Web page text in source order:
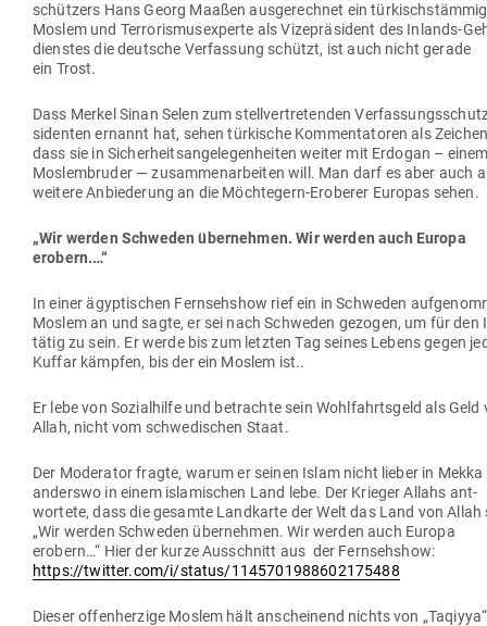
schützers Hans Georg Maaßen aus­ge­rechnet ein
Moslem und Ter­ro­ris­mus­experte als Vize­prä­sident des Inlands-
dienstes die deutsche Ver­fassung schützt, ist auch nicht gerade
ein Trost.
Dass Merkel Sinan Selen zum stell­ver­tre­tenden
si­denten ernannt hat, sehen tür­kische Kom­men­ta­toren als
dass sie in Sicher­heits­an­ge­le­gen­heiten weiter mit Erdogan –
Mos­lem­bruder — zusam­men­ar­beiten will. Man darf es aber auch
weitere Anbie­derung an die Möch­tegern-Eroberer Europas sehen.
„Wir werden Schweden über­nehmen. Wir werden auch Europa
erobern.…“
In einer ägyp­ti­schen Fern­sehshow rief ein in Schweden
Moslem an und sagte, er sei nach Schweden gezogen, um für den
tätig zu sein. Er werde bis zum letzten Tag seines Lebens gegen
Kuffar kämpfen, bis der ein Moslem ist..
Er lebe von Sozi­al­hilfe und betrachte sein Wohl­fahrtsgeld als Geld
Allah, nicht vom schwe­di­schen Staat.
Der Mode­rator fragte, warum er seinen Islam nicht lieber in Mekka
anderswo in einem isla­mi­schen Land lebe. Der Krieger Allahs ant­
wortete, dass die gesamte Land­karte der Welt das Land von Allah
„Wir werden Schweden über­nehmen. Wir werden auch Europa
erobern…“ Hier der kurze Aus­schnitt aus der Fern­sehshow:
https://twitter.com/i/status/1145701988602175488
Dieser offen­herzige Moslem hält anscheinend nichts von